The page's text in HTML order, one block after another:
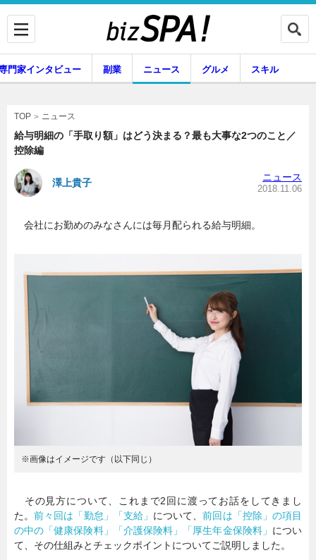
専門家インタビュー
副業 ニュース
エンタメ
門家インタビュー 副業 ニュース グルメ スキル
TOP ニュース
給与明細の「手取り額」はどう決まる？最も大事な2つのこと／
控除編
澤上貴子 ニュース
2018.11.06
会社にお勤めのみなさんには毎月配られる給与明細。
※画像はイメージです（以下同じ）
その見方について、これまで2回に渡ってお話をしてきまし
た。前々回は「勤怠」「支給」 について、前回は「控除」の項目
の中の「健康保険料」「介護保険料」「厚生年金保険料」 につい
て、その仕組みとチェックポイントについてご説明しました。